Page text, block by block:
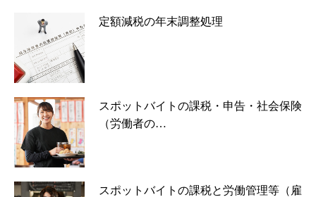
定額減税の年末調整処理
スポットバイトの課税・申告・社会保険
（労働者の…
スポットバイトの課税と労働管理等（雇